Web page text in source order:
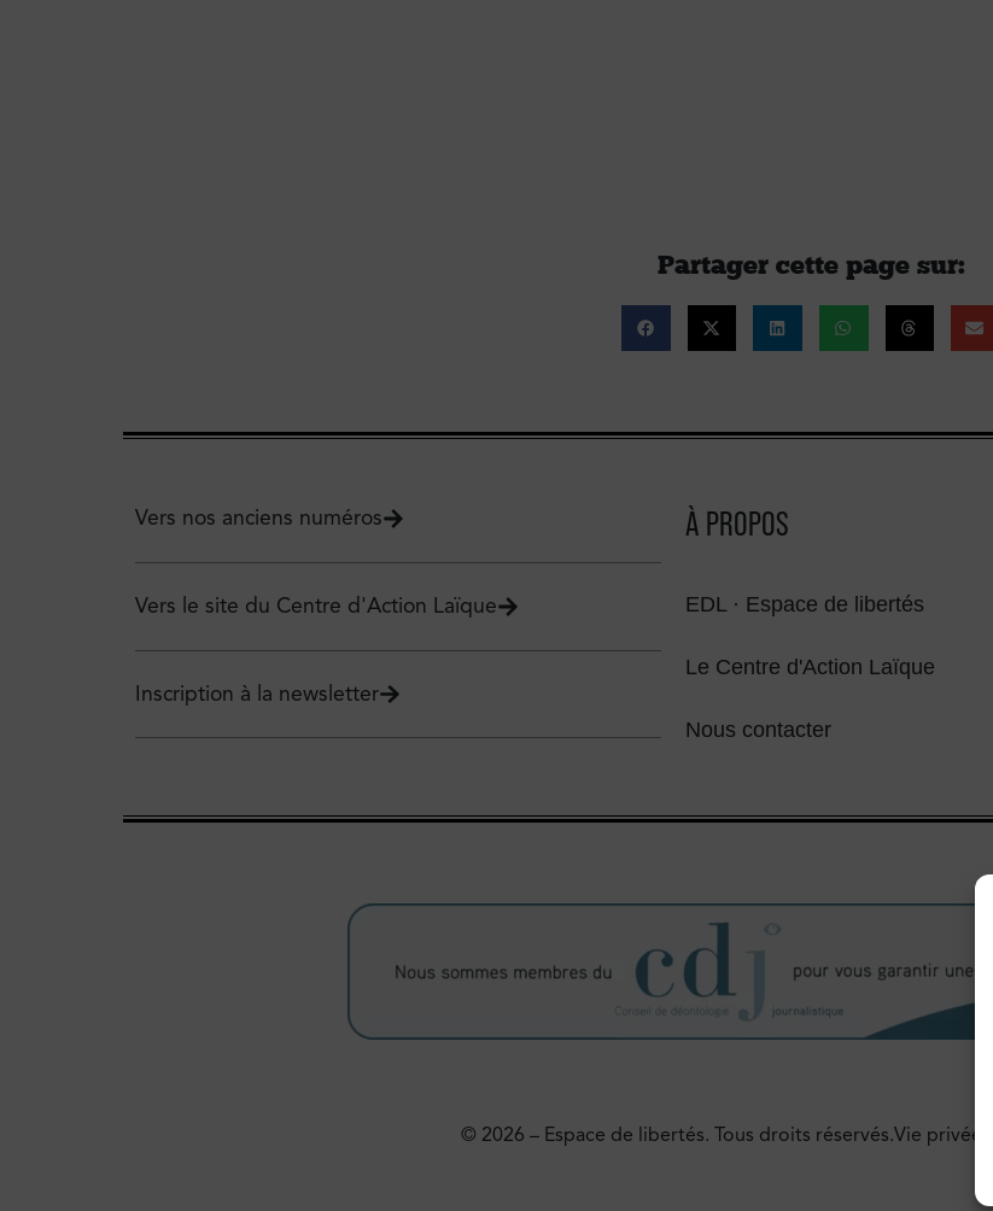
Partager cette page sur :
Vers nos anciens numéros
Vers le site du Centre d'Action Laïque
Inscription à la newsletter
À PROPOS
EDL · Espace de libertés
Le Centre d'Action Laïque
Nous contacter
© 2026 – Espace de libertés. Tous droits réservés.Vie privée